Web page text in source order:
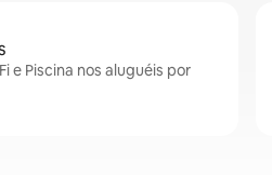
e Piscina nos aluguéis por